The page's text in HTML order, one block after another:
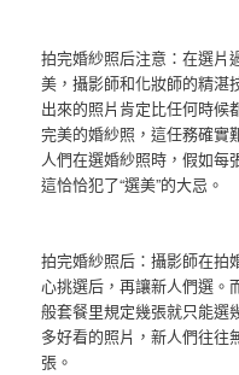
拍完婚紗照后注意：在選片
美，攝影師和化妝師的精湛
出來的照片肯定比任何時候
完美的婚紗照，這任務確實
人們在選婚紗照時，假如每
這恰恰犯了“選美”的大忌。
拍完婚紗照后：攝影師在拍
心挑選后，再讓新人們選。
般套餐里規定幾張就只能選
多好看的照片，新人們往往
張。